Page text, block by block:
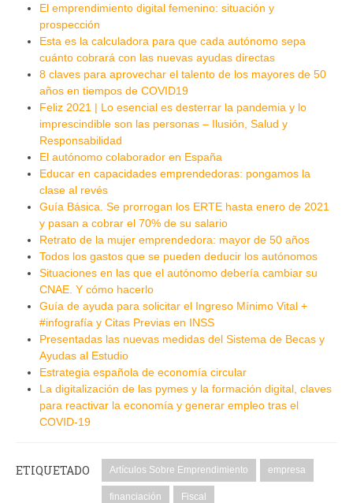
El emprendimiento digital femenino: situación y
prospección
Esta es la calculadora para que cada autónomo sepa
cuánto cobrará con las nuevas ayudas directas
8 claves para aprovechar el talento de los mayores de 50
años en tiempos de COVID19
Feliz 2021 | Lo esencial es desterrar la pandemia y lo
imprescindible son las personas – Ilusión, Salud y
Responsabilidad
El autónomo colaborador en España
Educar en capacidades emprendedoras: pongamos la
clase al revés
Guía Básica. Se prorrogan los ERTE hasta enero de 2021
y pasan a cobrar el 70% de su salario
Retrato de la mujer emprendedora: mayor de 50 años
Todos los gastos que se pueden deducir los autónomos
Situaciones en las que el autónomo debería cambiar su
CNAE. Y cómo hacerlo
Guía de ayuda para solicitar el Ingreso Mínimo Vital +
#infografía y Citas Previas en INSS
Presentadas las nuevas medidas del Sistema de Becas y
Ayudas al Estudio
Estrategia española de economía circular
La digitalización de las pymes y la formación digital, claves
para reactivar la economía y generar empleo tras el
COVID-19
ETIQUETADO Artículos Sobre Emprendimiento empresa
financiación Fiscal